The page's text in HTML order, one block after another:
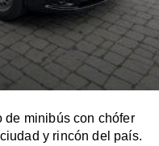
de minibús con chófer
y rincón del país.